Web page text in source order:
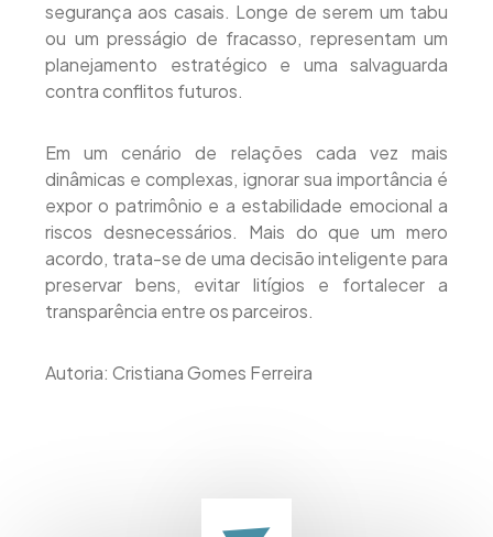
segurança aos casais. Longe de serem um tabu
ou um presságio de fracasso, representam um
planejamento estratégico e uma salvaguarda
contra conflitos futuros.
Em um cenário de relações cada vez mais
dinâmicas e complexas, ignorar sua importância é
expor o patrimônio e a estabilidade emocional a
riscos desnecessários. Mais do que um mero
acordo, trata-se de uma decisão inteligente para
preservar bens, evitar litígios e fortalecer a
transparência entre os parceiros.
Autoria: Cristiana Gomes Ferreira